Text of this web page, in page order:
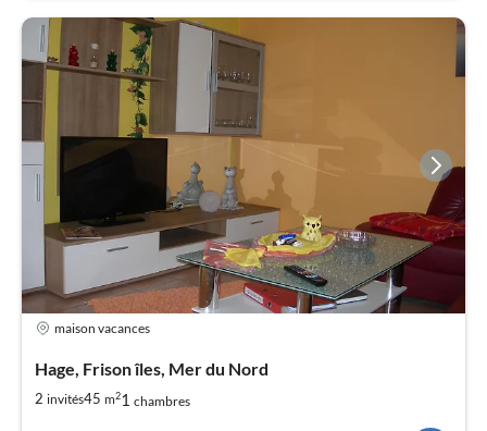
maison vacances
Hage, Frison îles, Mer du Nord
2 invités45 m21 chambres